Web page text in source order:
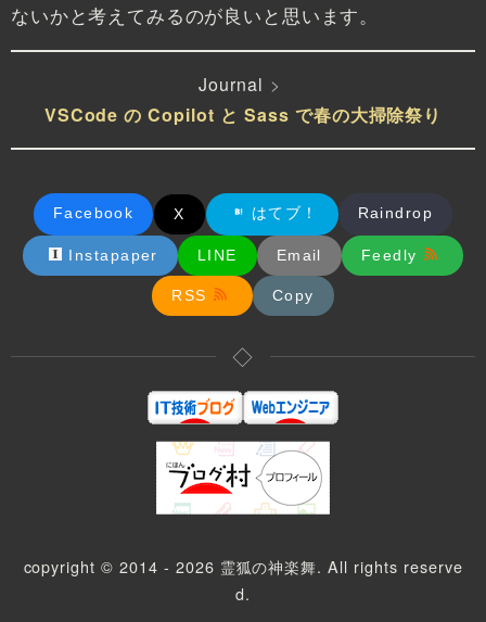
ないかと考えてみるのが良いと思います。
Journal
VSCode の Copilot と Sass で春の大掃除祭り
Facebook X はてブ！ Raindrop
Instapaper LINE Email Feedly
RSS Copy
◇
copyright © 2014 - 2026 霊狐の神楽舞. All rights reserve
d.